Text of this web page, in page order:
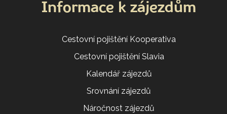
Informace k zájezdům
Cestovní pojištění Kooperativa
Cestovní pojištění Slavia
Kalendář zájezdů
Srovnání zájezdů
Náročnost zájezdů